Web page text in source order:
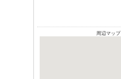
周辺マップ